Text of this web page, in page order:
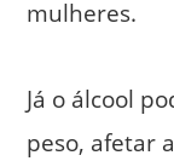
mulheres.
Já o álcool
peso, afetar